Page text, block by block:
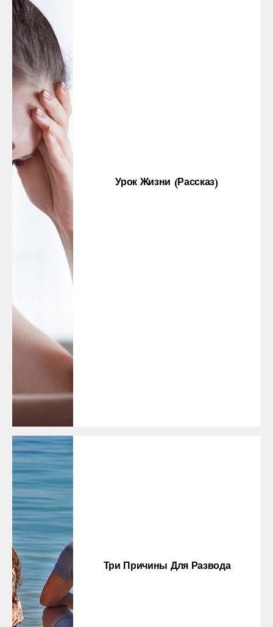
Урок Жизни (рассказ)
Три Причины Для Развода